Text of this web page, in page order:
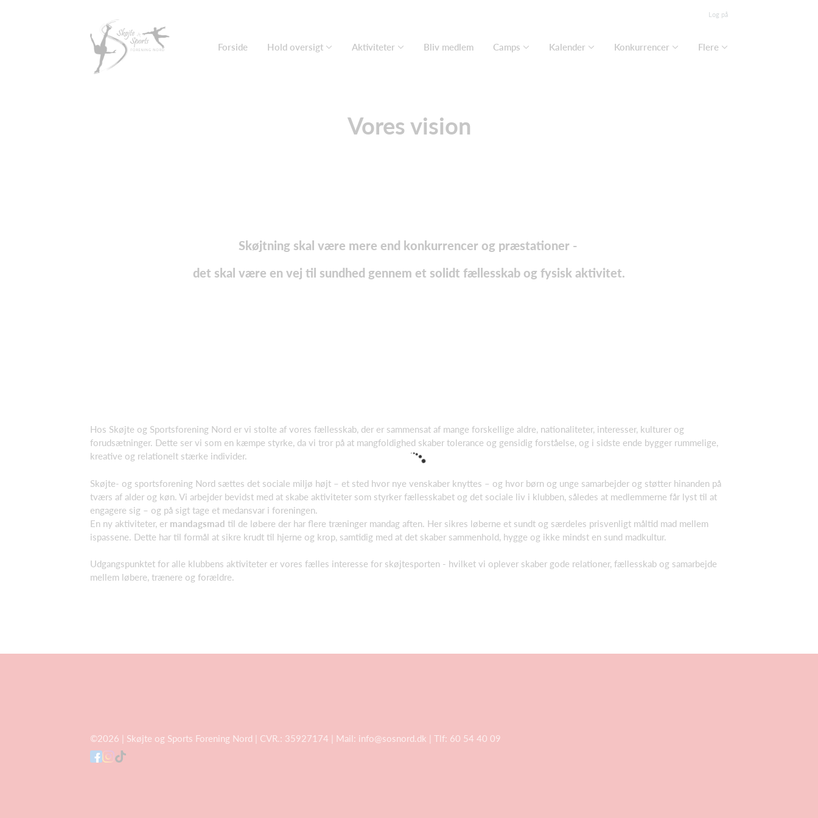
Log på
Forside Hold oversigt Aktiviteter Bliv medlem Camps Kalender Konkurrencer Flere
Vores vision
Skøjtning skal være mere end konkurrencer og præstationer -
det skal være en vej til sundhed gennem et solidt fællesskab og fysisk aktivitet.
Hos Skøjte og Sportsforening Nord er vi stolte af vores fællesskab, der er sammensat af mange forskellige aldre, nationaliteter, interesser, kulturer og
forudsætninger. Dette ser vi som en kæmpe styrke, da vi tror på at mangfoldighed skaber tolerance og gensidig forståelse, og i sidste ende bygger rummelige,
kreative og relationelt stærke individer.
Skøjte- og sportsforening Nord sættes det sociale miljø højt – et sted hvor nye venskaber knyttes – og hvor børn og unge samarbejder og støtter hinanden på
tværs af alder og køn. Vi arbejder bevidst med at skabe aktiviteter som styrker fællesskabet og det sociale liv i klubben, således at medlemmerne får lyst til at
engagere sig – og på sigt tage et medansvar i foreningen.
En ny aktiviteter, er mandagsmad til de løbere der har flere træninger mandag aften. Her sikres løberne et sundt og særdeles prisvenligt måltid mad mellem
ispassene. Dette har til formål at sikre krudt til hjerne og krop, samtidig med at det skaber sammenhold, hygge og ikke mindst en sund madkultur.
Udgangspunktet for alle klubbens aktiviteter er vores fælles interesse for skøjtesporten - hvilket vi oplever skaber gode relationer, fællesskab og samarbejde
mellem løbere, trænere og forældre.
©2026 | Skøjte og Sports Forening Nord | CVR.: 35927174 | Mail: info@sosnord.dk | Tlf: 60 54 40 09